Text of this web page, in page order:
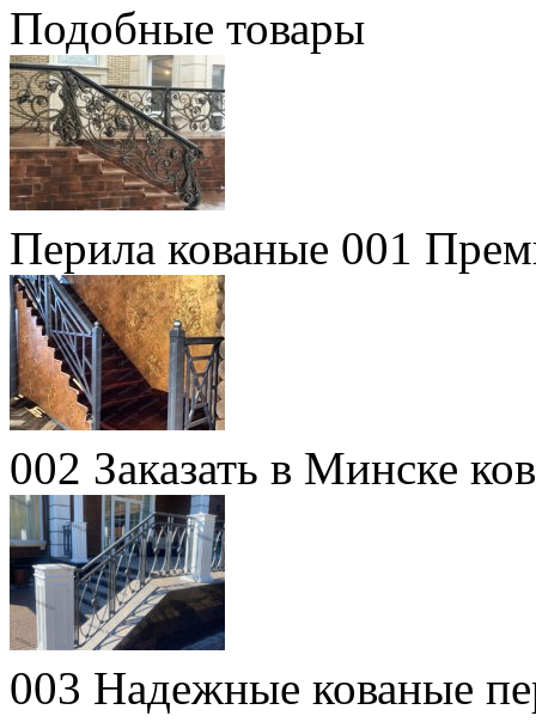
Подобные товары
Перила кованые 001
002 Заказать в Минске
003 Надежные кованые